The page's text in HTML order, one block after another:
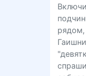
рядом,